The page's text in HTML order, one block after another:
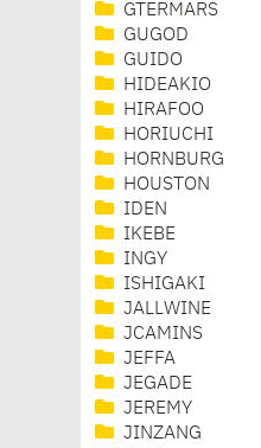
GTERMARS
GUGOD
GUIDO
HIDEAKIO
HIRAFOO
HORIUCHI
HORNBURG
HOUSTON
IDEN
IKEBE
INGY
ISHIGAKI
JALLWINE
JCAMINS
JEFFA
JEGADE
JEREMY
JINZANG